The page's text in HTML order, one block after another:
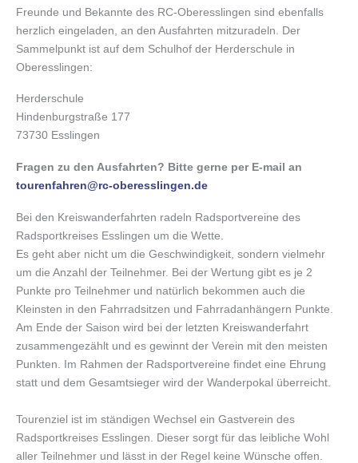
Freunde und Bekannte des RC-Oberesslingen sind ebenfalls
herzlich eingeladen, an den Ausfahrten mitzuradeln. Der
Sammelpunkt ist auf dem Schulhof der Herderschule in
Oberesslingen:
Herderschule
Hindenburgstraße 177
73730 Esslingen
Fragen zu den Ausfahrten? Bitte gerne per E-mail an
tourenfahren@rc-oberesslingen.de
Bei den Kreiswanderfahrten radeln Radsportvereine des
Radsportkreises Esslingen um die Wette.
Es geht aber nicht um die Geschwindigkeit, sondern vielmehr
um die Anzahl der Teilnehmer. Bei der Wertung gibt es je 2
Punkte pro Teilnehmer und natürlich bekommen auch die
Kleinsten in den Fahrradsitzen und Fahrradanhängern Punkte.
Am Ende der Saison wird bei der letzten Kreiswanderfahrt
zusammengezählt und es gewinnt der Verein mit den meisten
Punkten. Im Rahmen der Radsportvereine findet eine Ehrung
statt und dem Gesamtsieger wird der Wanderpokal überreicht.
Tourenziel ist im ständigen Wechsel ein Gastverein des
Radsportkreises Esslingen. Dieser sorgt für das leibliche Wohl
aller Teilnehmer und lässt in der Regel keine Wünsche offen.